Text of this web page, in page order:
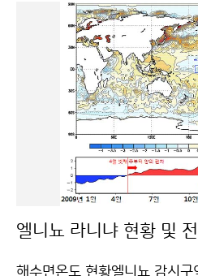
태, 축대붕괴, 하수구범람 등
우려되니 사전에 철저히 대비
기상정보에 각별히 유의해야
서해상을 중심으로 강한 바람
풍랑특보와 서해안지방에는
높으니, 앞으로 발표되는 기상
겠다. 문의 131기상콜센터기
선 북상 중북부지방을 중심으
누리" 출처표시-상업적이용금
있습니다.
가 정상적으로 측정되어 시험
청(청장 전병성)과 교육과학기
신위원회(위원장 최시중), 국
난 14일 천리안 위성에서 최초
해양관측영상을 공개했다. 최
일 국내지상국이 관제권을 인
일 천리안 위성이 촬영한 것을
하루 뒤인 7월 13일에 수신한
상위성이 최초로 촬영한 첫 기
동쪽에 위치한 2호 태풍 ‘꼰선
엘니뇨 라니냐 현황 및
해수면온도 현황엘니뇨 감시